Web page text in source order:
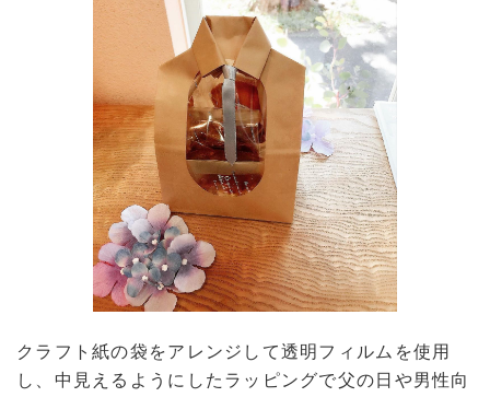
クラフト紙の袋をアレンジして透明フィルムを使用
し、中見えるようにしたラッピングで父の日や男性向